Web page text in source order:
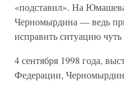
«подставил». На
Черномырдина — ведь
исправить ситуацию
4 сентября 1998 года,
Федерации, Черномырдин